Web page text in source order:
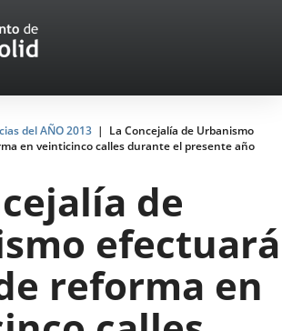
del AÑO 2013
La Concejalía de Urbanismo
en veinticinco calles durante el presente año
de
efectuará
reforma en